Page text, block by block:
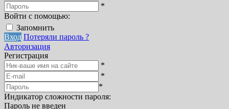
*
Войти с помощью:
Запомнить
Вход Потеряли пароль ?
Авторизация
Регистрация
*
*
*
Индикатор сложности пароля:
Пароль не введен